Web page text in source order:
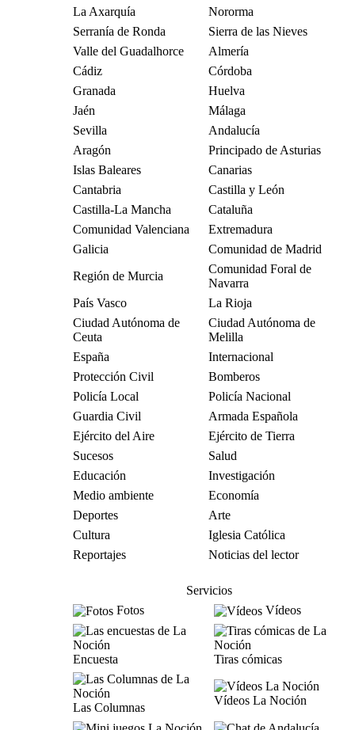
La Axarquía
Nororma
Serranía de Ronda
Sierra de las Nieves
Valle del Guadalhorce
Almería
Cádiz
Córdoba
Granada
Huelva
Jaén
Málaga
Sevilla
Andalucía
Aragón
Principado de Asturias
Islas Baleares
Canarias
Cantabria
Castilla y León
Castilla-La Mancha
Cataluña
Comunidad Valenciana
Extremadura
Galicia
Comunidad de Madrid
Región de Murcia
Comunidad Foral de
Navarra
País Vasco
La Rioja
Ciudad Autónoma de
Ceuta
Ciudad Autónoma de
Melilla
España
Internacional
Protección Civil
Bomberos
Policía Local
Policía Nacional
Guardia Civil
Armada Española
Ejército del Aire
Ejército de Tierra
Sucesos
Salud
Educación
Investigación
Medio ambiente
Economía
Deportes
Arte
Cultura
Iglesia Católica
Reportajes
Noticias del lector
Servicios
Fotos
Vídeos
Encuesta Tiras cómicas
Las Columnas
Vídeos La Noción